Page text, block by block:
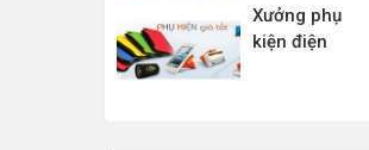
yêu thích
“trang trí”
Xưởng phụ
kiện điện